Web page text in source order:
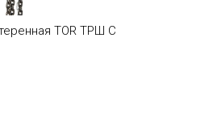
TOR ТРШ C